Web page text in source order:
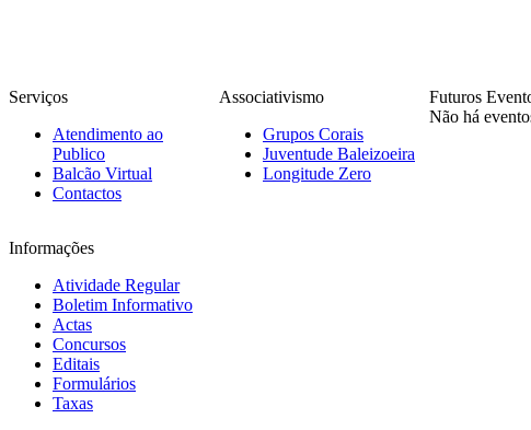
Serviços
Atendimento ao
Publico
Balcão Virtual
Contactos
Associativismo
Grupos Corais
Juventude Baleizoeira
Longitude Zero
Futuros
Não há
Informações
Atividade Regular
Boletim Informativo
Actas
Concursos
Editais
Formulários
Taxas